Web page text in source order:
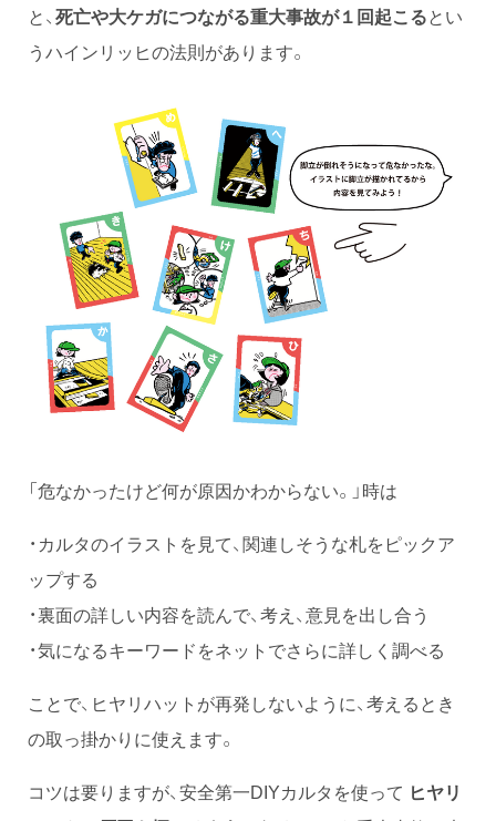
と、死亡や大ケガにつながる重大事故が１回起こるとい
うハインリッヒの法則があります。
「危なかったけど何が原因かわからない。」時は
・カルタのイラストを見て、関連しそうな札をピックア
ップする
・裏面の詳しい内容を読んで、考え、意見を出し合う
・気になるキーワードをネットでさらに詳しく調べる
ことで、ヒヤリハットが再発しないように、考えるとき
の取っ掛かりに使えます。
コツは要りますが、安全第一DIYカルタを使って ヒヤリ